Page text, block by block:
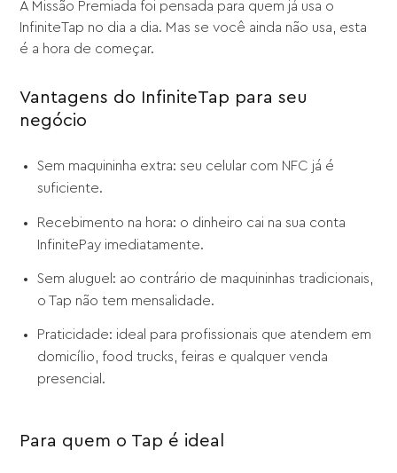
A Missão Premiada foi pensada para quem já usa o
InfiniteTap no dia a dia. Mas se você ainda não usa, esta
é a hora de começar.
Vantagens do InfiniteTap para seu
negócio
Sem maquininha extra: seu celular com NFC já é
suficiente.
Recebimento na hora: o dinheiro cai na sua conta
InfinitePay imediatamente.
Sem aluguel: ao contrário de maquininhas tradicionais,
o Tap não tem mensalidade.
Praticidade: ideal para profissionais que atendem em
domicílio, food trucks, feiras e qualquer venda
presencial.
Para quem o Tap é ideal